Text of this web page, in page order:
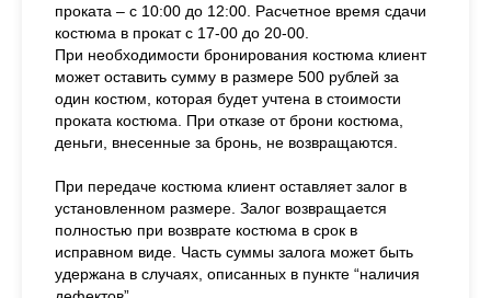
проката – с 10:00 до 12:00. Расчетное время сдачи
костюма в прокат с 17-00 до 20-00.
При необходимости бронирования костюма клиент
может оставить сумму в размере 500 рублей за
один костюм, которая будет учтена в стоимости
проката костюма. При отказе от брони костюма,
деньги, внесенные за бронь, не возвращаются.
При передаче костюма клиент оставляет залог в
установленном размере. Залог возвращается
полностью при возврате костюма в срок в
исправном виде. Часть суммы залога может быть
удержана в случаях, описанных в пункте “наличия